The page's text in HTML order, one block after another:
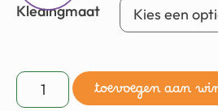
Kledingmaat
toevoegen aan